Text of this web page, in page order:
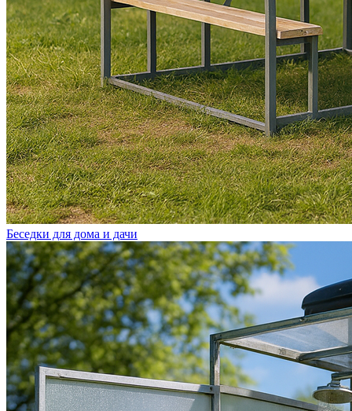
Беседки для дома и дачи